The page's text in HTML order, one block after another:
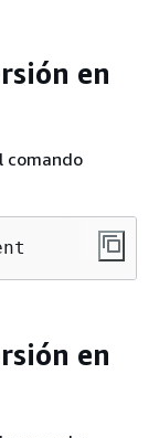
en
comando
en